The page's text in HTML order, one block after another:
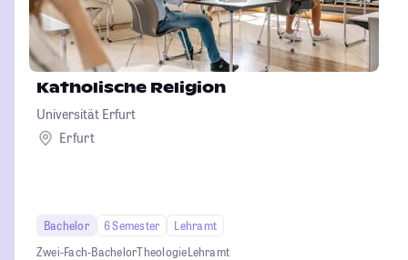
Katholische Religion
Universität Erfurt
Erfurt
Bachelor 6 Semester
Lehramt
Zwei-Fach-BachelorTheologieLehramt